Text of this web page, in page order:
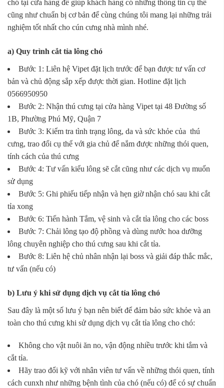
chó tại cửa hàng để giúp khách hàng có những thông tin cụ thể
cũng như chuẩn bị cơ bản để cùng chúng tôi mang lại những trải
nghiệm tốt nhất cho cún cưng nhà mình nhé.
a) Quy trình cắt tỉa lông chó
Bước 1: Liên hệ Vipet đặt lịch trước để bạn được tư vấn cơ
bản và chủ động sắp xếp được thời gian. Hotline đặt lịch
0566950950
Bước 2: Nhận thú cưng tại cửa hàng Vipet tại 48 Đường số
1B, Phường Phú Mỹ, Quận 7
Bước 3: Kiểm tra tình trạng lông, da và sức khỏe của thú
cưng, trao đổi cụ thể với gia chủ để nắm được những thói quen,
tính cách của thú cưng
Bước 4: Tư vấn kiểu lông sẽ cắt cũng như các dịch vụ muốn
sử dụng
Bước 5: Ghi phiếu tiếp nhận và hẹn giờ nhận chó sau khi cắt
tỉa xong
Bước 6: Tiến hành Tắm, vệ sinh và cắt tỉa lông cho các boss
Bước 7: Chải lông tạo độ phồng và dùng nước hoa dưỡng
lông chuyên nghiệp cho thú cưng sau khi cắt tỉa.
Bước 8: Liên hệ chủ nhân nhận lại boss và giải đáp thắc mắc,
tư vấn (nếu có)
b) Lưu ý khi sử dụng dịch vụ cắt tỉa lông chó
Sau đây là một số lưu ý bạn nên biết để đảm bảo sức khỏe và an
toàn cho thú cưng khi sử dụng dịch vụ cắt tỉa lông cho chó:
Không cho vật nuôi ăn no, vận động nhiều trước khi tắm và
cắt tỉa.
Hãy trao đổi kỹ với nhân viên tư vấn về những thói quen, tính
cách cunxh như những bệnh tình của chó (nếu có) để có sự chuẩn